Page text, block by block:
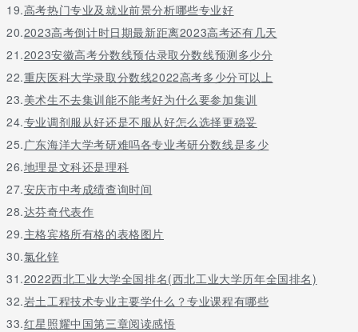
19.高考热门专业及就业前景分析哪些专业好
20.2023高考倒计时日期最新距离2023高考还有几天
21.2023安徽高考分数线预估录取分数线预测多少分
22.重庆医科大学录取分数线2022高考多少分可以上
23.美术生不去集训能不能考好为什么要参加集训
24.专业调剂服从好还是不服从好怎么选择更稳妥
25. 广东海洋大学考研难吗各专业考研分数线是多少
26.地理是文科还是理科
27.安庆市中考成绩查询时间
28.达芬奇代表作
29.主格宾格所有格的表格图片
30.氯化锌
31.2022西北工业大学全国排名(西北工业大学历年全国排名)
32.岩土工程技术专业主要学什么？专业课程有哪些
33.红星照耀中国第三章阅读感悟